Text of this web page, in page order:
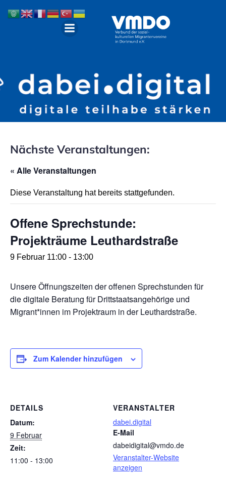
Nächste Veranstaltungen:
« Alle Veranstaltungen
Diese Veranstaltung hat bereits stattgefunden.
Offene Sprechstunde:
Projekträume Leuthardstraße
9 Februar 11:00 - 13:00
Unsere Öffnungszeiten der offenen Sprechstunden für
die digitale Beratung für Drittstaatsangehörige und
Migrant*innen im Projektraum in der Leuthardstraße.
Zum Kalender hinzufügen
DETAILS
Datum:
9 Februar
Zeit:
11:00 - 13:00
VERANSTALTER
dabei.digital
E-Mail
dabeidigital@vmdo.de
Veranstalter-Website
anzeigen